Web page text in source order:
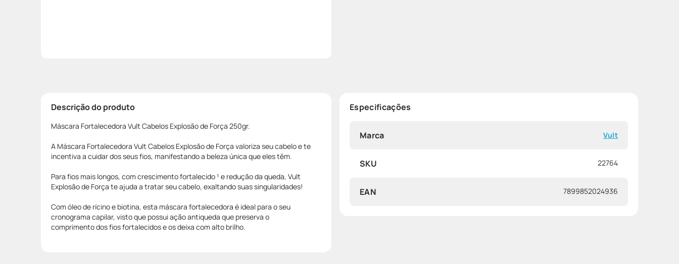
Descrição do produto
Máscara Fortalecedora Vult Cabelos Explosão de Força 250gr.
A Máscara Fortalecedora Vult Cabelos Explosão de Força valoriza seu cabelo e te
incentiva a cuidar dos seus fios, manifestando a beleza única que eles têm.
Para fios mais longos, com crescimento fortalecido ¹ e redução da queda, Vult
Explosão de Força te ajuda a tratar seu cabelo, exaltando suas singularidades!
Com óleo de rícino e biotina, esta máscara fortalecedora é ideal para o seu
cronograma capilar, visto que possui ação antiqueda que preserva o
comprimento dos fios fortalecidos e os deixa com alto brilho.
Especificações
Marca Vult
SKU 22764
EAN 7899852024936